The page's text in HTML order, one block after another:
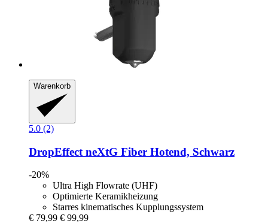
Warenkorb
5.0 (2)
DropEffect neXtG Fiber Hotend, Schwarz
-20%
Ultra High Flowrate (UHF)
Optimierte Keramikheizung
Starres kinematisches Kupplungssystem
€ 79,99 € 99,99